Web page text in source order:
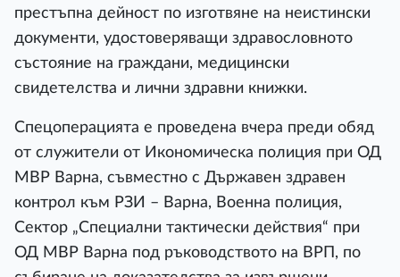
престъпна дейност по изготвяне на неистински
документи, удостоверяващи здравословното
състояние на граждани, медицински
свидетелства и лични здравни книжки.
Спецоперацията е проведена вчера преди обяд
от служители от Икономическа полиция при ОД
МВР Варна, съвместно с Държавен здравен
контрол към РЗИ – Варна, Военна полиция,
Сектор „Специални тактически действия“ при
ОД МВР Варна под ръководството на ВРП, по